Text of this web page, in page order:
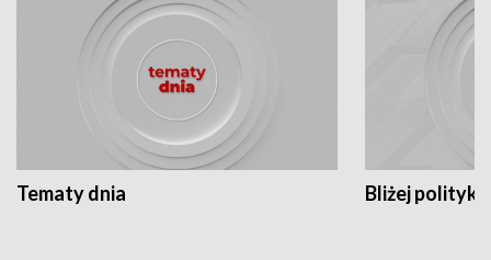
Tematy dnia Bliżej polityki